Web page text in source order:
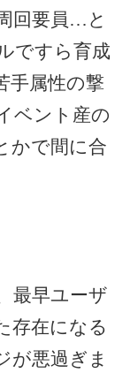
回要員…と
ですら育成
手属性の撃
ベント産の
かで間に合
最早ユーザ
存在になる
が悪過ぎま